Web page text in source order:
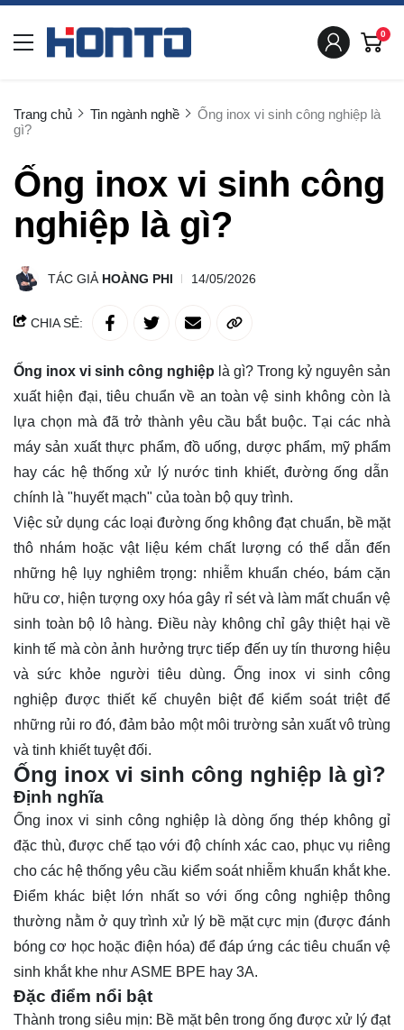
0
Trang chủ Tin ngành nghề
Ống inox vi sinh công nghiệp là
gì?
Ống inox vi sinh công
nghiệp là gì?
TÁC GIẢ HOÀNG PHI 14/05/2026
CHIA SẺ:
Ống inox vi sinh công nghiệp là gì? Trong kỷ nguyên sản
xuất hiện đại, tiêu chuẩn về an toàn vệ sinh không còn là
lựa chọn mà đã trở thành yêu cầu bắt buộc. Tại các nhà
máy sản xuấtthực phẩm,đồ uống, dược phẩm, mỹ phẩm
hay các hệ thống xử lý nước tinh khiết, đường ống dẫn
chính là "huyết mạch" của toàn bộ quy trình.
Việc sử dụng các loại đường ống không đạt chuẩn, bề mặt
thô nhám hoặc vật liệu kém chất lượng có thể dẫn đến
những hệ lụy nghiêm trọng: nhiễm khuẩn chéo, bám cặn
hữu cơ, hiện tượngoxy hóa gây rỉ sét và làm mất chuẩn vệ
sinh toàn bộ lô hàng. Điều này không chỉ gây thiệt hại về
kinh tế mà còn ảnh hưởng trực tiếp đến uy tín thương hiệu
và sức khỏe người tiêu dùng.Ống inox vi sinh công
nghiệp được thiết kế chuyên biệt để kiểm soát triệt để
những rủi ro đó, đảm bảo một môi trường sản xuất vô trùng
và tinh khiết tuyệt đối.
Ống inox vi sinh công nghiệp là gì?
Định nghĩa
Ống inox vi sinh công nghiệplà dòng ống thép không gỉ
đặc thù, được chế tạo với độ chính xác cao, phục vụ riêng
cho các hệ thống yêu cầu kiểm soát nhiễm khuẩn khắt khe.
Điểm khác biệt lớn nhất so với ống công nghiệp thông
thường nằm ở quy trình xử lý bề mặt cực mịn (được đánh
bóng cơ học hoặc điện hóa) để đáp ứng các tiêu chuẩn vệ
sinh khắt khe như ASME BPE hay 3A.
Đặc điểm nổi bật
Thành trong siêu mịn: Bề mặt bên trong ống được xử lý đạt